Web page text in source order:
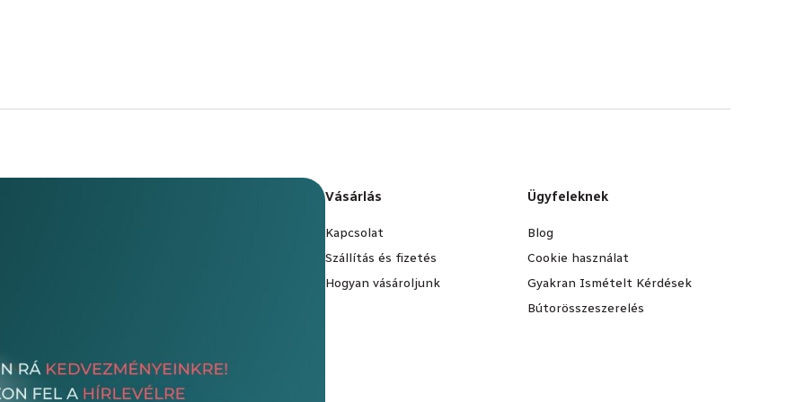
Vásárlás
Kapcsolat
Szállítás és fizetés
Hogyan vásároljunk
Ügyfeleknek
Blog
Cookie használat
Gyakran Ismételt Kérdések
Bútorösszeszerelés